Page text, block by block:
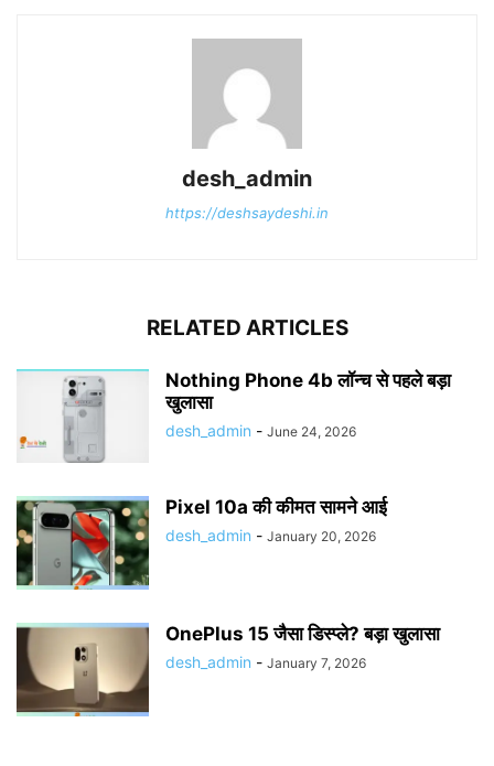
desh_admin
https://deshsaydeshi.in
RELATED ARTICLES
Nothing Phone 4b लॉन्च से पहले बड़ा
खुलासा
desh_admin - June 24, 2026
Pixel 10a की कीमत सामने आई
desh_admin - January 20, 2026
OnePlus 15 जैसा डिस्प्ले? बड़ा खुलासा
desh_admin - January 7, 2026